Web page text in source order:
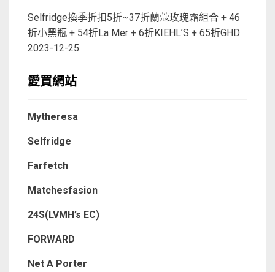
Selfridge換季折扣5折~37折蘭蔻玫瑰霜組合 + 46
折小黑瓶 + 54折La Mer + 6折KIEHL’S + 65折GHD
2023-12-25
愛買網站
Mytheresa
Selfridge
Farfetch
Matchesfasion
24S(LVMH’s EC)
FORWARD
Net A Porter